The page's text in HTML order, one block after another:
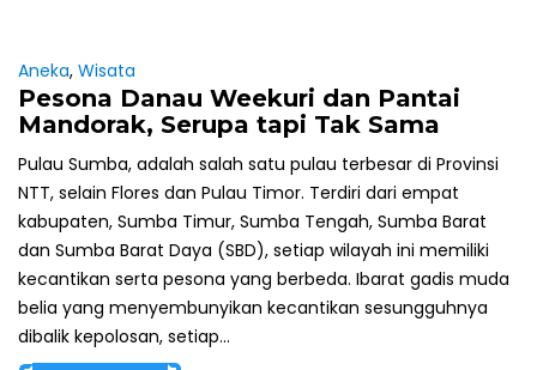
Aneka, Wisata
Pesona Danau Weekuri dan Pantai
Mandorak, Serupa tapi Tak Sama
Pulau Sumba, adalah salah satu pulau terbesar di Provinsi
NTT, selain Flores dan Pulau Timor. Terdiri dari empat
kabupaten, Sumba Timur, Sumba Tengah, Sumba Barat
dan Sumba Barat Daya (SBD), setiap wilayah ini memiliki
kecantikan serta pesona yang berbeda. Ibarat gadis muda
belia yang menyembunyikan kecantikan sesungguhnya
dibalik kepolosan, setiap...